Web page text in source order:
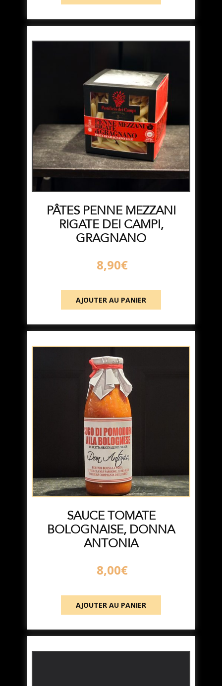
PÂTES PENNE MEZZANI
RIGATE DEI CAMPI,
GRAGNANO
8,90€
AJOUTER AU PANIER
SAUCE TOMATE
BOLOGNAISE, DONNA
ANTONIA
8,00€
AJOUTER AU PANIER